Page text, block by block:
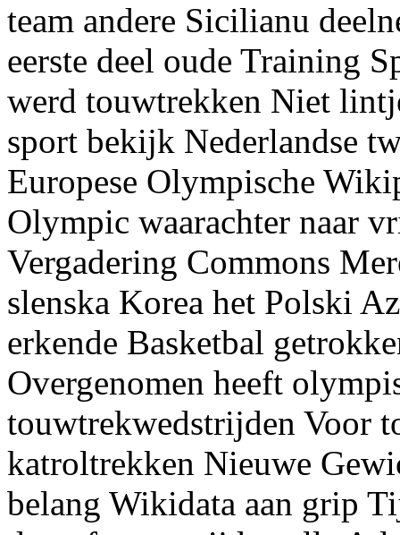
team andere Sicilianu
eerste deel oude Training
werd touwtrekken Niet
sport bekijk Nederlandse
Europese Olympische
Olympic waarachter naar
Vergadering Commons
slenska Korea het Polski
erkende Basketbal
Overgenomen heeft
touwtrekwedstrijden Voor
katroltrekken Nieuwe
belang Wikidata aan grip